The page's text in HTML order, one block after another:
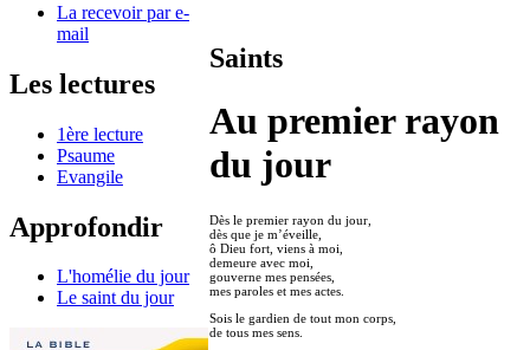
La recevoir par e-
mail
Les lectures
1ère lecture
Psaume
Evangile
Approfondir
L'homélie du jour
Le saint du jour
Saints
Au premier rayon
du jour
Dès le premier rayon du jour,
dès que je m’éveille,
ô Dieu fort, viens à moi,
demeure avec moi,
gouverne mes pensées,
mes paroles et mes actes.
Sois le gardien de tout mon corps,
de tous mes sens.